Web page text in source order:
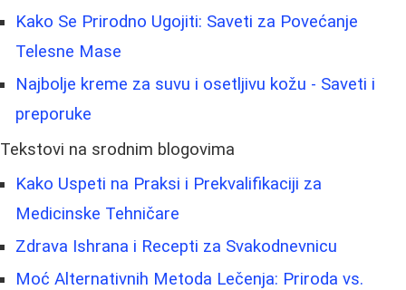
Kako Se Prirodno Ugojiti: Saveti za Povećanje
Telesne Mase
Najbolje kreme za suvu i osetljivu kožu - Saveti i
preporuke
Tekstovi na srodnim blogovima
Kako Uspeti na Praksi i Prekvalifikaciji za
Medicinske Tehničare
Zdrava Ishrana i Recepti za Svakodnevnicu
Moć Alternativnih Metoda Lečenja: Priroda vs.